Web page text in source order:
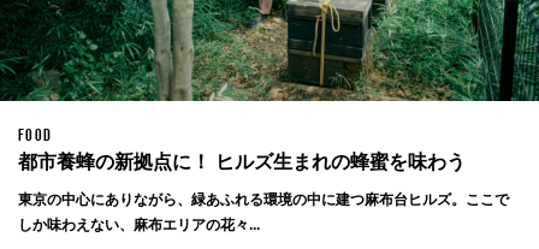
FOOD
都市養蜂の新拠点に！ ヒルズ生まれの蜂蜜を味わう
東京の中心にありながら、緑あふれる環境の中に建つ麻布台ヒルズ。ここで
しか味わえない、麻布エリアの花々...